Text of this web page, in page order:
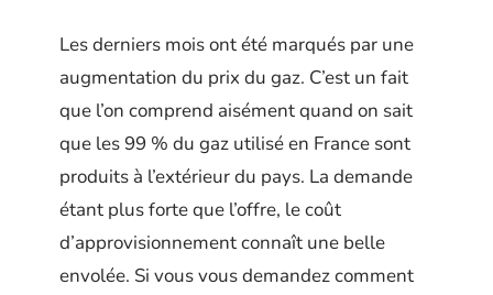
Les derniers mois ont été marqués par une
augmentation du prix du gaz. C’est un fait
que l’on comprend aisément quand on sait
que les 99 % du gaz utilisé en France sont
produits à l’extérieur du pays. La demande
étant plus forte que l’offre, le coût
d’approvisionnement connaît une belle
envolée. Si vous vous demandez comment